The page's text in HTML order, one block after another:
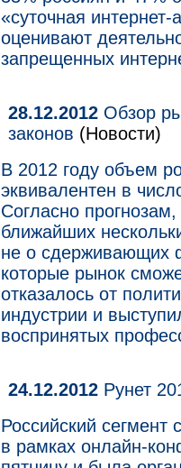
«суточная
оценивают
запрещенных
28.12.2012 Обзор
законов (Новости)
В 2012 году объем
эквивалентен в
Согласно
ближайших
не о сдерживающих
которые рынок
отказалось от
индустрии и
воспринятых
24.12.2012 Рунет
Российский сегмент
в рамках онлайн-